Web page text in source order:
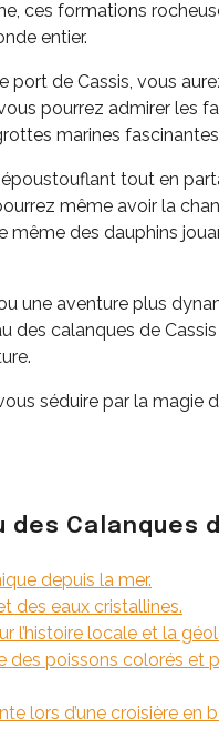
ces formations
entier.
de Cassis, vous
pourrez admirer les
marines
tout en
même avoir la
même des dauphins
une aventure plus
des calanques de
séduire par la magie
Calanques
depuis la mer.
des eaux cristallines.
l’histoire locale et la
des poissons colorés et
lors d’une croisière en